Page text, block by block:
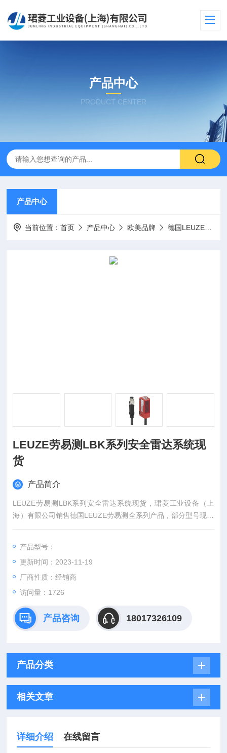
产品中心
PRODUCT CENTER
产品中心
当前位置：首页 产品中心 欧美品牌 德国LEUZE劳易测
LEUZE劳易测LBK系列安全雷达系统现
货
产品简介
LEUZE劳易测LBK系列安全雷达系统现货，珺菱工业设备（上
海）有限公司销售德国LEUZE劳易测全系列产品，部分型号现货
库存，欢迎来确认！
产品型号：
更新时间：2023-11-19
厂商性质：经销商
访问量：1726
产品咨询 18017326109
产品分类
相关文章
详细介绍 在线留言